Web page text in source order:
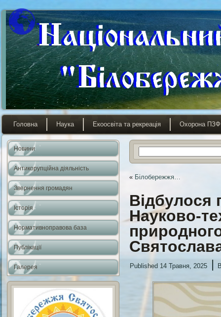
Головна Наука Екоосвіта та рекреація Охорона ПЗФ
Новини
Антикорупційна діяльність
Звернення громадян
Історія
Нормативноправова база
Публікації
Галерея
« Білобережжя…
Відбулося
Науково-
Published 14 Травня, 2025 |